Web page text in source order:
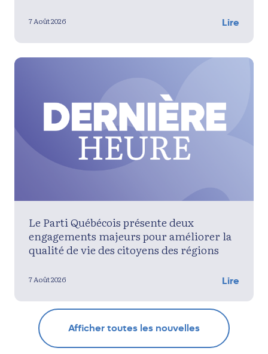
7 Août 2026 Lire
Le Parti Québécois présente deux
engagements majeurs pour améliorer la
qualité de vie des citoyens des régions
7 Août 2026 Lire
Afficher toutes les nouvelles